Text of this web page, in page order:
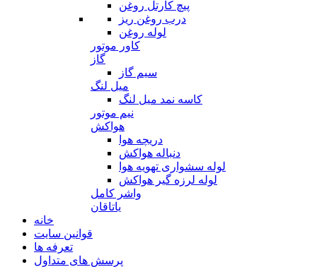
پیچ کارتل روغن
درب روغن ریز
لوله روغن
کاور موتور
گاز
سیم گاز
میل لنگ
کاسه نمد میل لنگ
نیم موتور
هواکش
دریچه هوا
دنباله هواکش
لوله سشواری تهویه هوا
لوله لرزه گیر هواکش
واشر کامل
یاتاقان
خانه
قوانین سایت
تعرفه ها
پرسش های متداول